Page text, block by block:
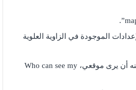
الموجودة في الزاوية العلوية
الضغط على “من يمكنه أن يرى موقعي، Who can see my